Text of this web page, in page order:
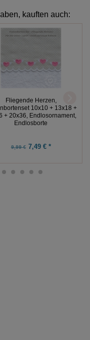
kauften auch:
Fliegende Herzen,
10x10 + 13x18 +
+ 20x36, Endlosornament,
Endlosborte
9,99 €7,49 € *